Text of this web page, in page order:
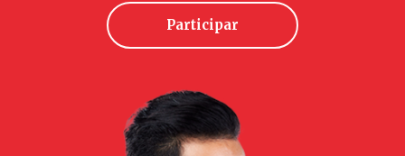
Participar